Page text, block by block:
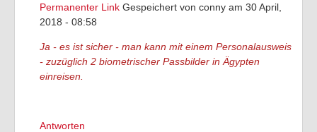
Permanenter Link Gespeichert von conny am 30 April,
2018 - 08:58
Ja - es ist sicher - man kann mit einem Personalausweis
- zuzüglich 2 biometrischer Passbilder in Ägypten
einreisen.
Antworten